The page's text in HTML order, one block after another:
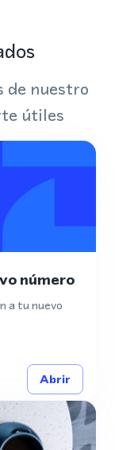
de nuestro
útiles
número
a tu nuevo
Abrir